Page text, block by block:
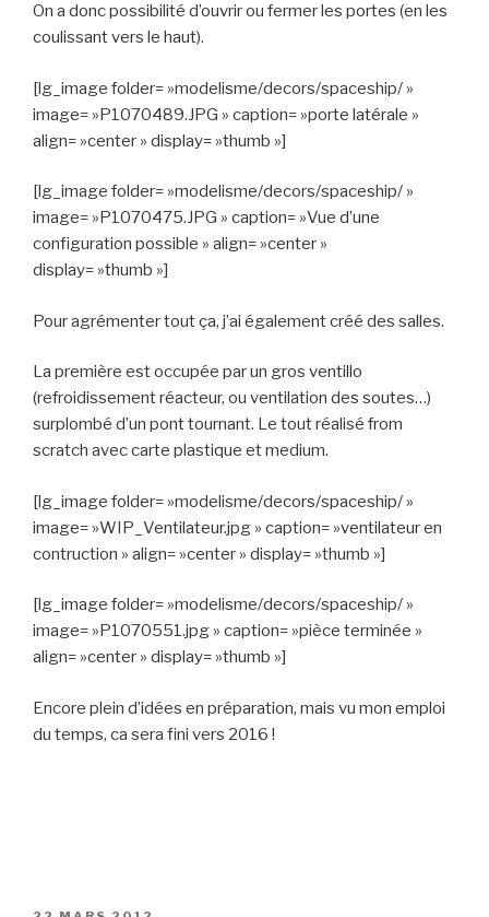
On a donc possibilité d’ouvrir ou fermer les portes (en les
coulissant vers le haut).
[lg_image folder= »modelisme/decors/spaceship/ »
image= »P1070489.JPG » caption= »porte latérale »
align= »center » display= »thumb »]
[lg_image folder= »modelisme/decors/spaceship/ »
image= »P1070475.JPG » caption= »Vue d’une
configuration possible » align= »center »
display= »thumb »]
Pour agrémenter tout ça, j’ai également créé des salles.
La première est occupée par un gros ventillo
(refroidissement réacteur, ou ventilation des soutes…)
surplombé d’un pont tournant. Le tout réalisé from
scratch avec carte plastique et medium.
[lg_image folder= »modelisme/decors/spaceship/ »
image= »WIP_Ventilateur.jpg » caption= »ventilateur en
contruction » align= »center » display= »thumb »]
[lg_image folder= »modelisme/decors/spaceship/ »
image= »P1070551.jpg » caption= »pièce terminée »
align= »center » display= »thumb »]
Encore plein d’idées en préparation, mais vu mon emploi
du temps, ca sera fini vers 2016 !